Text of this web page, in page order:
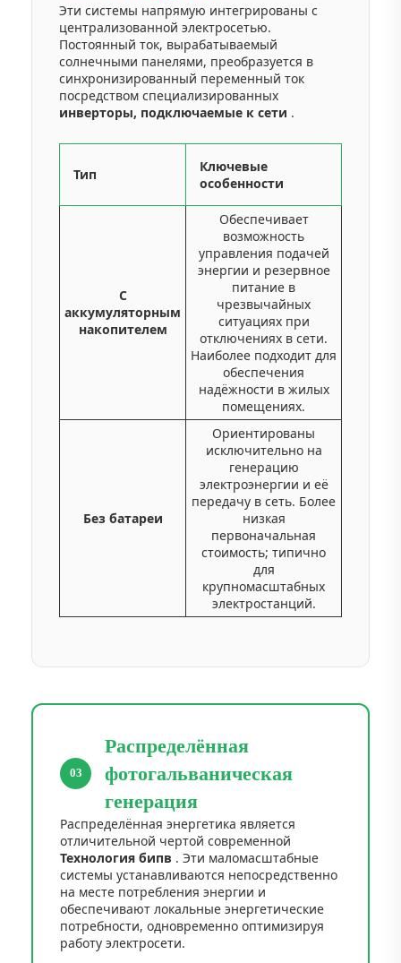
Эти системы напрямую интегрированы с
централизованной электросетью.
Постоянный ток, вырабатываемый
солнечными панелями, преобразуется в
синхронизированный переменный ток
посредством специализированных
инверторы, подключаемые к сети .
Тип
Ключевые
особенности
С
аккумуляторным
накопителем
Обеспечивает
возможность
управления подачей
энергии и резервное
питание в
чрезвычайных
ситуациях при
отключениях в сети.
Наиболее подходит для
обеспечения
надёжности в жилых
помещениях.
Без батареи
Ориентированы
исключительно на
генерацию
электроэнергии и её
передачу в сеть. Более
низкая
первоначальная
стоимость; типично
для
крупномасштабных
электростанций.
03
Распределённая
фотогальваническая
генерация
Распределённая энергетика является
отличительной чертой современной
Технология бипв . Эти маломасштабные
системы устанавливаются непосредственно
на месте потребления энергии и
обеспечивают локальные энергетические
потребности, одновременно оптимизируя
работу электросети.